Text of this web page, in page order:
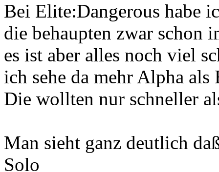
Bei Elite:Dangerous habe
die behaupten zwar schon
es ist aber alles noch viel
ich sehe da mehr Alpha
Die wollten nur schneller
Man sieht ganz deutlich
Solo